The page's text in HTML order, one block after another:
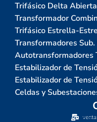
Trifásico Delta Abierta
Transformador
Trifásico Estrella-
Transformadores
Autotransformadores
Estabilizador de
Estabilizador de
Celdas y